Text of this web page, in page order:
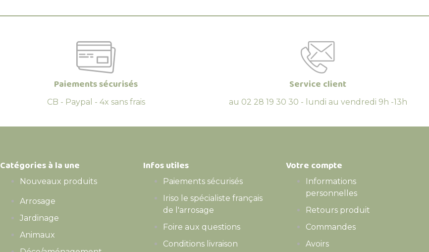
Paiements sécurisés
CB - Paypal - 4x sans frais
Service client
au 02 28 19 30 30 - lundi au vendredi 9h -13h
Catégories à la une
Nouveaux produits
Arrosage
Jardinage
Animaux
Infos utiles
Paiements sécurisés
Iriso le spécialiste français
de l'arrosage
Foire aux questions
Conditions livraison
Votre compte
Informations
personnelles
Retours produit
Commandes
Avoirs